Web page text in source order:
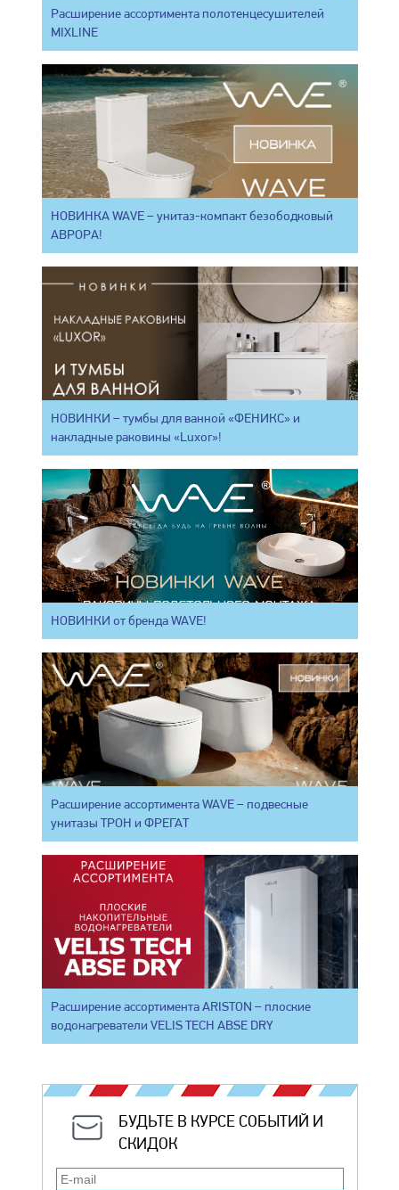
Расширение ассортимента полотенцесушителей
MIXLINE
НОВИНКА WAVE – унитаз-компакт безободковый
АВРОРА!
НОВИНКИ – тумбы для ванной «ФЕНИКС» и
накладные раковины «Luxor»!
НОВИНКИ от бренда WAVE!
Расширение ассортимента WAVE – подвесные
унитазы ТРОН и ФРЕГАТ
Расширение ассортимента ARISTON – плоские
водонагреватели VELIS TECH ABSE DRY
БУДЬТЕ В КУРСЕ СОБЫТИЙ И
СКИДОК